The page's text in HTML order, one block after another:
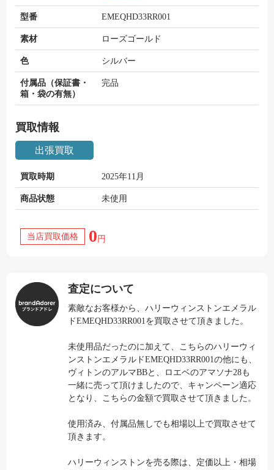
型番 EMEQHD33RR001
素材 ローズゴールド
色 シルバー
付属品（保証書・
箱・袋の有無）
完品
買取情報
出張買取
買取時期 2025年11月
商品状態 未使用
当店買取価格 0 円
査定について
素敵なお客様から、ハリーウィンストンエメラル
ドEMEQHD33RR001を買取させて頂きました。
未使用品だったのに加えて、こちらのハリーウィ
ンストンエメラルドEMEQHD33RR001の他にも、
ヴィトンのアルマBBと、ロエベのアマソナ28も
一緒に売って頂けましたので、キャンペーン適応
となり、こちらの金額で買取させて頂きました。
使用済み、付属品無しでも相場以上で買取させて
頂きます。
ハリーウィンストンを売る際は、定価以上・相場